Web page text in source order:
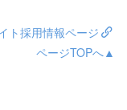
ト採用情報ページ
ページTOPへ▲